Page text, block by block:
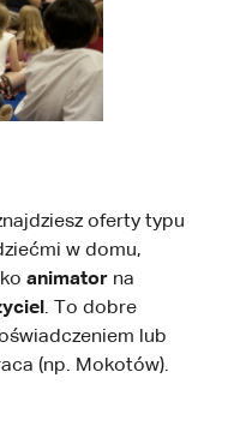
oferty typu
w domu,
animator na
. To dobre
lub
(np. Mokotów).